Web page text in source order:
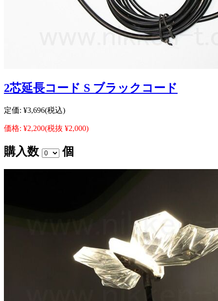
2芯延長コード S ブラックコード
定価: ¥3,696(税込)
価格: ¥2,200(税抜 ¥2,000)
購入数 個